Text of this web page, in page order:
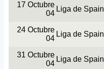
17 Octubre
04
Liga de Spain
24 Octubre
04
Liga de Spain
31 Octubre
04
Liga de Spain